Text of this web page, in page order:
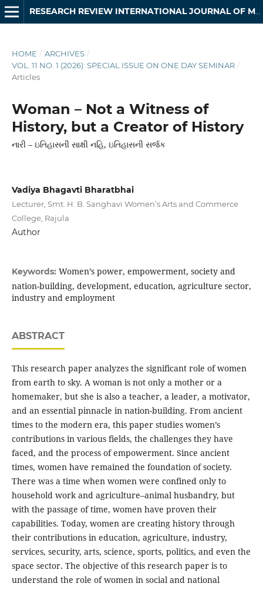
RESEARCH REVIEW INTERNATIONAL JOURNAL OF MULTIDISCIPLINARY
HOME / ARCHIVES /
VOL. 11 NO. 1 (2026): SPECIAL ISSUE ON ONE DAY SEMINAR /
Articles
Woman – Not a Witness of
History, but a Creator of History
નારી – ઇતિહાસની સાક્ષી નહિ, ઇતિહાસની સર્જક
Vadiya Bhagavti Bharatbhai
Lecturer, Smt. H. B. Sanghavi Women’s Arts and Commerce
College, Rajula
Author
Keywords: Women’s power, empowerment, society and
nation-building, development, education, agriculture sector,
industry and employment
ABSTRACT
This research paper analyzes the significant role of women
from earth to sky. A woman is not only a mother or a
homemaker, but she is also a teacher, a leader, a motivator,
and an essential pinnacle in nation-building. From ancient
times to the modern era, this paper studies women’s
contributions in various fields, the challenges they have
faced, and the process of empowerment. Since ancient
times, women have remained the foundation of society.
There was a time when women were confined only to
household work and agriculture–animal husbandry, but
with the passage of time, women have proven their
capabilities. Today, women are creating history through
their contributions in education, agriculture, industry,
services, security, arts, science, sports, politics, and even the
space sector. The objective of this research paper is to
understand the role of women in social and national